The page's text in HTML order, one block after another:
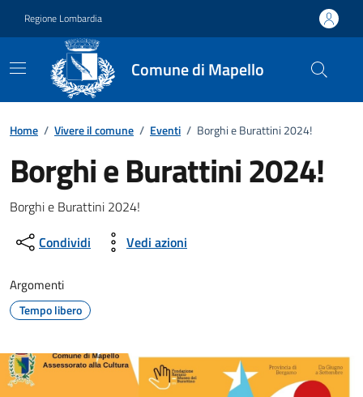
Regione Lombardia
Comune di Mapello
Home / Vivere il comune / Eventi / Borghi e Burattini 2024!
Borghi e Burattini 2024!
Dettagli della notizia
Borghi e Burattini 2024!
Condividi
Vedi azioni
Argomenti
Tempo libero